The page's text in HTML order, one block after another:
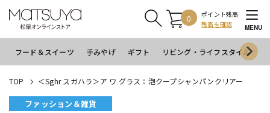
0
ポイント残高
残高を確認
MENU
フード＆スイーツ 手みやげ ギフト リビング・ライフスタイル
TOP ＜Sghr スガハラ＞ア ワ グラス：泡クープシャンパンクリアー
ファッション＆雑貨